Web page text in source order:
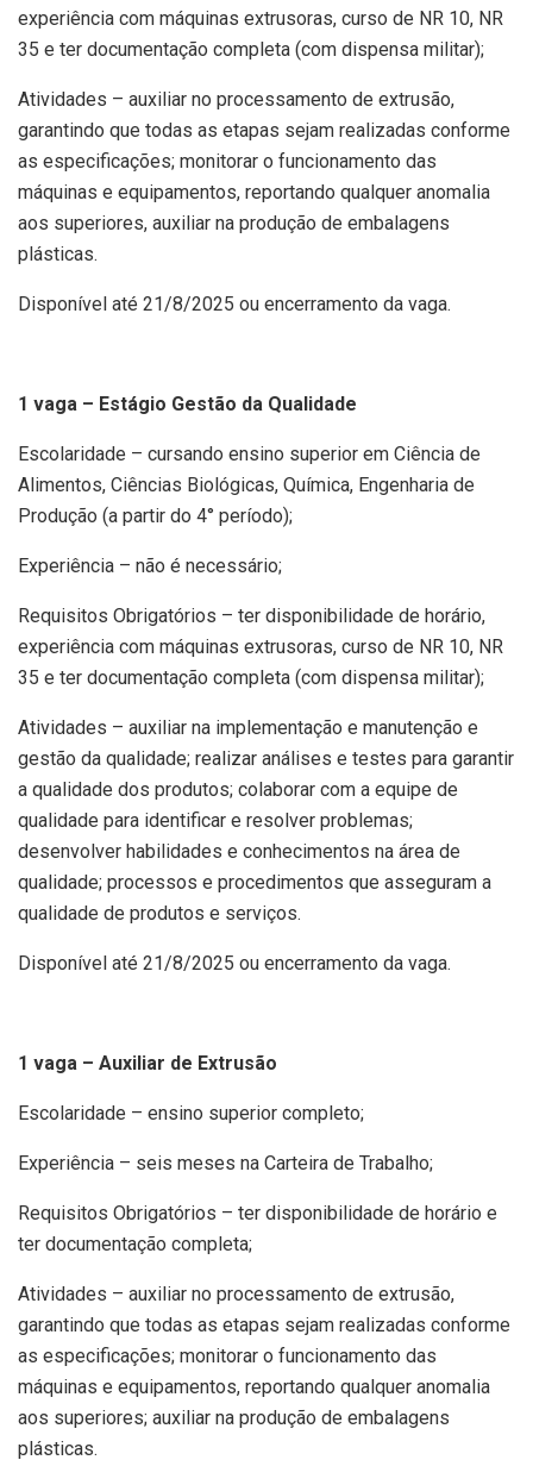
experiência com máquinas extrusoras, curso de NR 10, NR
35 e ter documentação completa (com dispensa militar);
Atividades – auxiliar no processamento de extrusão,
garantindo que todas as etapas sejam realizadas conforme
as especificações; monitorar o funcionamento das
máquinas e equipamentos, reportando qualquer anomalia
aos superiores, auxiliar na produção de embalagens
plásticas.
Disponível até 21/8/2025 ou encerramento da vaga.
1 vaga – Estágio Gestão da Qualidade
Escolaridade – cursando ensino superior em Ciência de
Alimentos, Ciências Biológicas, Química, Engenharia de
Produção (a partir do 4° período);
Experiência – não é necessário;
Requisitos Obrigatórios – ter disponibilidade de horário,
experiência com máquinas extrusoras, curso de NR 10, NR
35 e ter documentação completa (com dispensa militar);
Atividades – auxiliar na implementação e manutenção e
gestão da qualidade; realizar análises e testes para garantir
a qualidade dos produtos; colaborar com a equipe de
qualidade para identificar e resolver problemas;
desenvolver habilidades e conhecimentos na área de
qualidade; processos e procedimentos que asseguram a
qualidade de produtos e serviços.
Disponível até 21/8/2025 ou encerramento da vaga.
1 vaga – Auxiliar de Extrusão
Escolaridade – ensino superior completo;
Experiência – seis meses na Carteira de Trabalho;
Requisitos Obrigatórios – ter disponibilidade de horário e
ter documentação completa;
Atividades – auxiliar no processamento de extrusão,
garantindo que todas as etapas sejam realizadas conforme
as especificações; monitorar o funcionamento das
máquinas e equipamentos, reportando qualquer anomalia
aos superiores; auxiliar na produção de embalagens
plásticas.